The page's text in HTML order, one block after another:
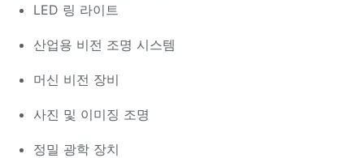
LED 링 라이트
산업용 비전 조명 시스템
머신 비전 장비
사진 및 이미징 조명
정밀 광학 장치